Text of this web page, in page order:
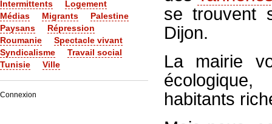
se trouvent
Dijon.
La mairie
habitants
Intermittents
Logement
Médias
Migrants
Palestine
Paysans
Répression
Roumanie
Spectacle vivant
Syndicalisme
Travail social
Tunisie
Ville
Connexion